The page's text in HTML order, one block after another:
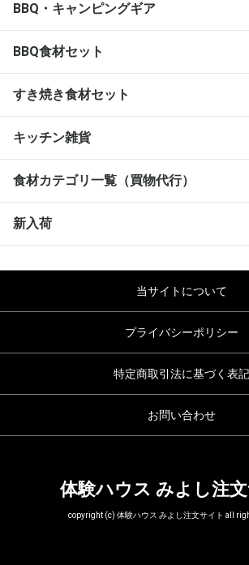
BBQ・キャンピングギア
BBQ食材セット
すき焼き食材セット
キッチン雑貨
食材カテゴリ一覧（買物代行）
新入荷
当サイトについて
プライバシーポリシー
特定商取引法に基づく表記
お問い合わせ
体験ハウス みよし注
copyright (c) 体験ハウス みよし注文サイト all